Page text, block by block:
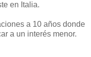
en Italia.
a 10 años donde
a un interés menor.